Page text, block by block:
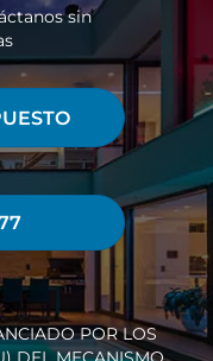
sin
POR LOS